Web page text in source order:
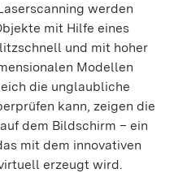
werden
mit Hilfe eines
und mit hoher
Modellen
die unglaubliche
kann, zeigen die
dem Bildschirm – ein
mit dem innovativen
erzeugt wird.